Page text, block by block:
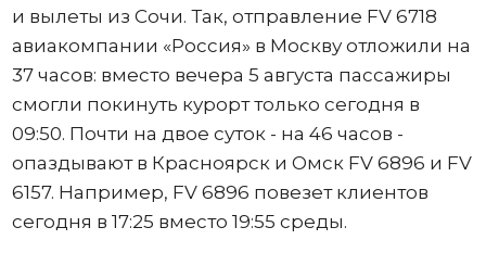
и вылеты из Сочи. Так, отправление FV 6718
авиакомпании «Россия» в Москву отложили на
37 часов: вместо вечера 5 августа пассажиры
смогли покинуть курорт только сегодня в
09:50. Почти на двое суток - на 46 часов -
опаздывают в Красноярск и Омск FV 6896 и FV
6157. Например, FV 6896 повезет клиентов
сегодня в 17:25 вместо 19:55 среды.